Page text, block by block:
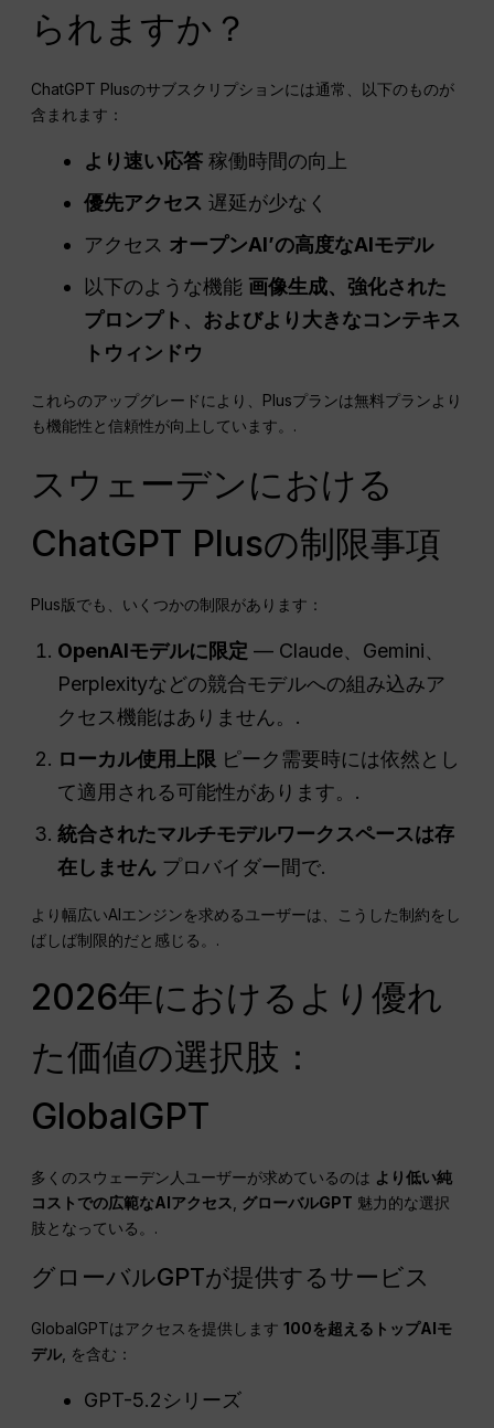
られますか？
ChatGPT Plusのサブスクリプションには通常、以下のものが
含まれます：
より速い応答 稼働時間の向上
優先アクセス 遅延が少なく
アクセス オープンAI’の高度なAIモデル
以下のような機能 画像生成、強化された
プロンプト、およびより大きなコンテキス
トウィンドウ
これらのアップグレードにより、Plusプランは無料プランより
も機能性と信頼性が向上しています。.
スウェーデンにおける
ChatGPT Plusの制限事項
Plus版でも、いくつかの制限があります：
OpenAIモデルに限定 — Claude、Gemini、
Perplexityなどの競合モデルへの組み込みア
クセス機能はありません。.
ローカル使用上限 ピーク需要時には依然とし
て適用される可能性があります。.
統合されたマルチモデルワークスペースは存
在しません プロバイダー間で.
より幅広いAIエンジンを求めるユーザーは、こうした制約をし
ばしば制限的だと感じる。.
2026年におけるより優れ
た価値の選択肢：
GlobalGPT
多くのスウェーデン人ユーザーが求めているのは より低い純
コストでの広範なAIアクセス
グローバルGPT 魅力的な選択
肢となっている。.
グローバルGPTが提供するサービス
GlobalGPTはアクセスを提供します100を超えるトップAIモ
デル, を含む：
GPT-5.2シリーズ